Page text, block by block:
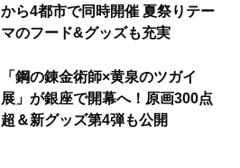
から4都市で同時開催 夏祭りテー
マのフード&グッズも充実
「鋼の錬金術師×黄泉のツガイ
展」が銀座で開幕へ！原画300点
超＆新グッズ第4弾も公開